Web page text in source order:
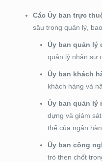
Các Ủy ban trực
sâu trong quản lý,
Ủy ban quản lý
quản lý nhân sự
Ủy ban khách
khách hàng và
Ủy ban quản lý
dựng và giám
thể của ngân
Ủy ban công
trò then chốt